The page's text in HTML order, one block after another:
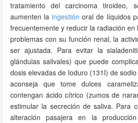
tratamiento del carcinoma tiroideo,
aumenten laingestión oral de líquidos
frecuentemente y reducir la radiación en
problemas con su función renal, la
ser ajustada. Para evitar la
glándulas salivales) que puede
dosis elevadas de Ioduro (131I) de
aconseja que tome dulces
contengan ácido cítrico (zumos de
estimular la secreción de saliva. Para
alteración pasajera en la